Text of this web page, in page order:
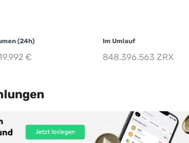
(24h)
€
Im Umlauf
848.396.563 ZRX